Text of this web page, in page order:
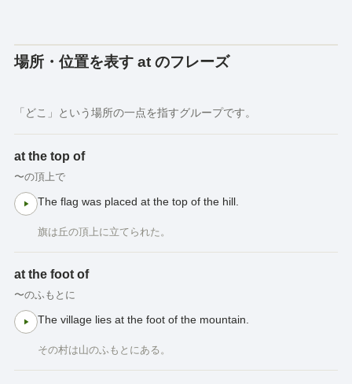
場所・位置を表す at のフレーズ
「どこ」という場所の一点を指すグループです。
at the top of
〜の頂上で
The flag was placed at the top of the hill.
旗は丘の頂上に立てられた。
at the foot of
〜のふもとに
The village lies at the foot of the mountain.
その村は山のふもとにある。